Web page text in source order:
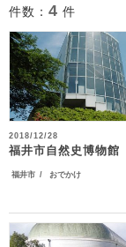
件数： 4 件
2018/12/28
福井市自然史博物館
福井市 おでかけ